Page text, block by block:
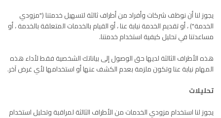
يجوز لنا أن نوظف شركات وأفراد من أطراف ثالثة لتسهيل خدمتنا ("مزودي
الخدمة") ، أو تقديم الخدمة نيابة عنا ، أو القيام بالخدمات المتعلقة بالخدمة ، أو
مساعدتنا في تحليل كيفية استخدام خدمتنا.
هذه الأطراف الثالثة لديها حق الوصول إلى بياناتك الشخصية فقط لأداء هذه
المهام نيابة عنا وتكون ملزمة بعدم الكشف عنها أو استخدامها لأي غرض آخر.
تحليلات
يجوز لنا استخدام مزودي الخدمات من الأطراف الثالثة لمراقبة وتحليل استخدام